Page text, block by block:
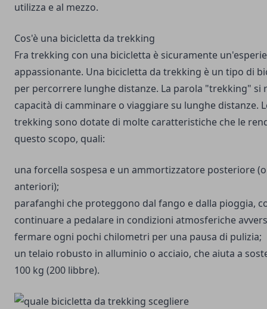
utilizza e al mezzo.
Cos'è una bicicletta da trekking
Fra trekking con una bicicletta è sicuramente
appassionante. Una bicicletta da trekking è un tipo di
per percorrere lunghe distanze. La parola "trekking" si
capacità di camminare o viaggiare su lunghe distanze.
trekking sono dotate di molte caratteristiche che le
questo scopo, quali:
una forcella sospesa e un ammortizzatore posteriore
anteriori);
parafanghi che proteggono dal fango e dalla pioggia,
continuare a pedalare in condizioni atmosferiche
fermare ogni pochi chilometri per una pausa di pulizia;
un telaio robusto in alluminio o acciaio, che aiuta a
100 kg (200 libbre).